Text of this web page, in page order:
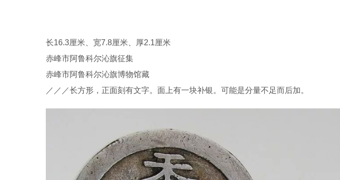
长16.3厘米、宽7.8厘米、厚2.1厘米
赤峰市阿鲁科尔沁旗征集
赤峰市阿鲁科尔沁旗博物馆藏
／／／长方形，正面刻有文字。面上有一块补银。可能是分量不足而后加。